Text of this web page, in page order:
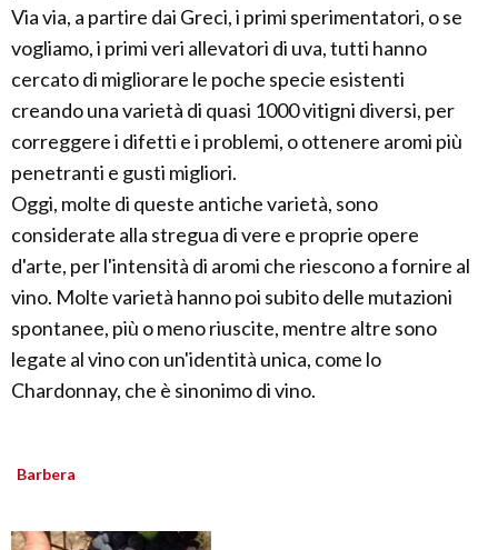
Via via, a partire dai Greci, i primi sperimentatori, o se
vogliamo, i primi veri allevatori di uva, tutti hanno
cercato di migliorare le poche specie esistenti
creando una varietà di quasi 1000 vitigni diversi, per
correggere i difetti e i problemi, o ottenere aromi più
penetranti e gusti migliori.
Oggi, molte di queste antiche varietà, sono
considerate alla stregua di vere e proprie opere
d'arte, per l'intensità di aromi che riescono a fornire al
vino. Molte varietà hanno poi subito delle mutazioni
spontanee, più o meno riuscite, mentre altre sono
legate al vino con un'identità unica, come lo
Chardonnay, che è sinonimo di vino.
Barbera